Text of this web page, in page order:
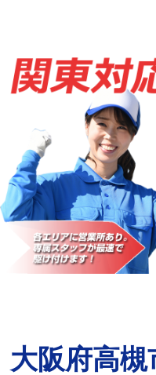
給水管工事※（塩ビ管（
用/3ｍまで)
給水管工事※（塩ビ管（
用（追加）/3ｍ超え)
給水管工事※（ライニング
管・ポリ管・HT管使用/3
給水管工事※（ライニン
管・ポリ管・HT管使用/3
マス交換（土の掘削・埋め
コンクリート斫り（厚さ
大阪府高